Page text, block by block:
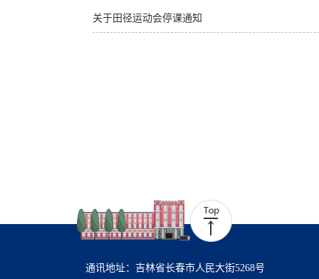
关于田径运动会停课通知
通讯地址：吉林省长春市人民大街5268号